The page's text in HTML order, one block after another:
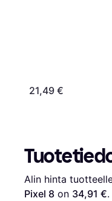
21,49 €
Alin hinta
Pixel 8 on 34,91 €